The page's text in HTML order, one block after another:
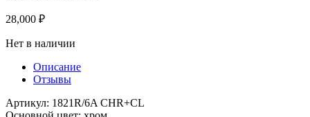
28,000 ₽
Нет в наличии
Описание
Отзывы
Артикул: 1821R/6A CHR+CL